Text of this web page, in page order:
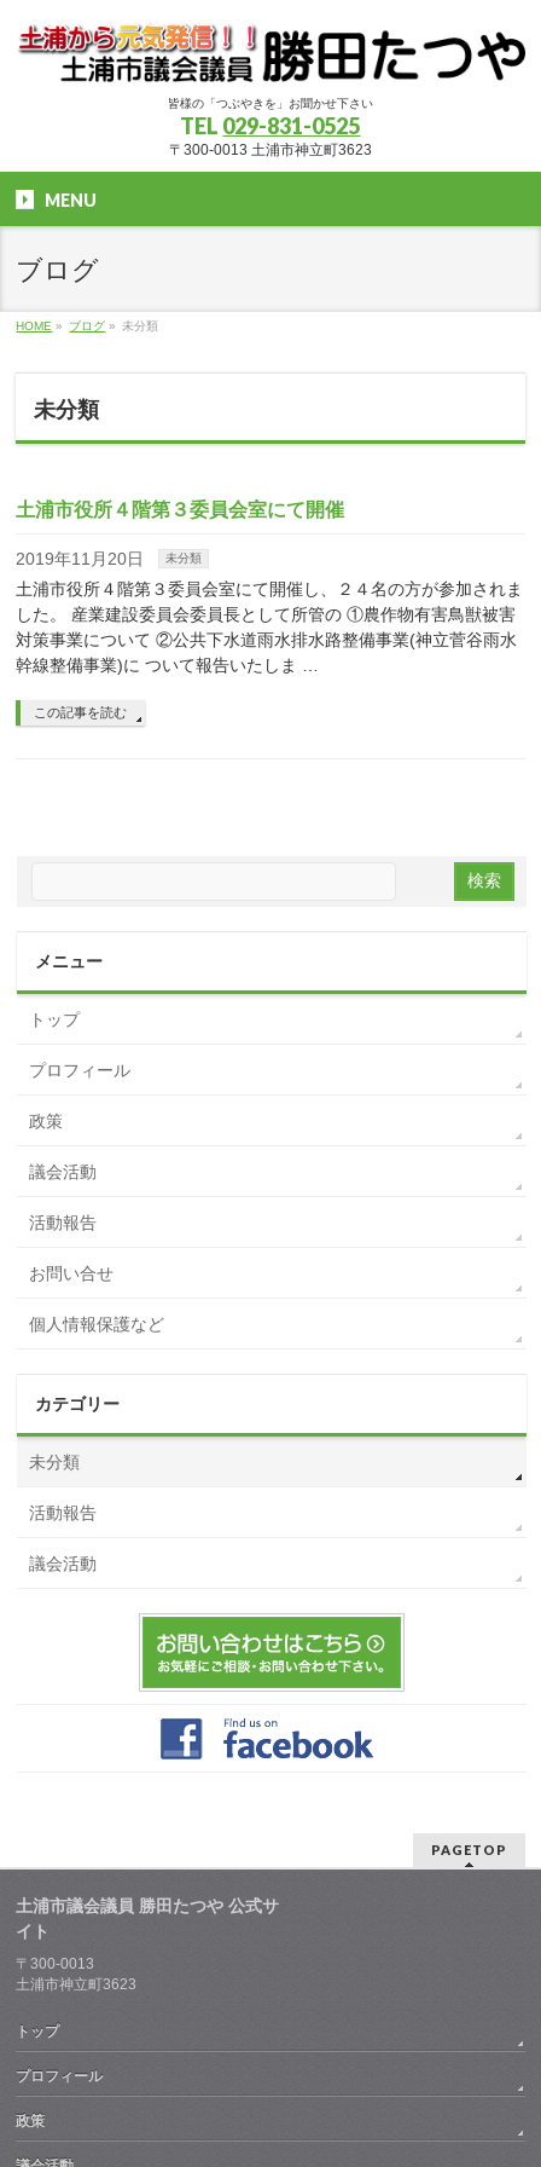
皆様の「つぶやきを」お聞かせ下さい
TEL 029-831-0525
〒300-0013 土浦市神立町3623
MENU
ブログ
HOME » ブログ » 未分類
未分類
土浦市役所４階第３委員会室にて開催
2019年11月20日 未分類
土浦市役所４階第３委員会室にて開催し、２４名の方が参加されま
した。 産業建設委員会委員長として所管の ①農作物有害鳥獣被害
対策事業について ②公共下水道雨水排水路整備事業(神立菅谷雨水
幹線整備事業)に ついて報告いたしま …
この記事を読む
メニュー
トップ
プロフィール
政策
議会活動
活動報告
お問い合せ
個人情報保護など
カテゴリー
未分類
活動報告
議会活動
PAGETOP
土浦市議会議員 勝田たつや 公式サ
イト
〒300-0013
土浦市神立町3623
トップ
プロフィール
政策